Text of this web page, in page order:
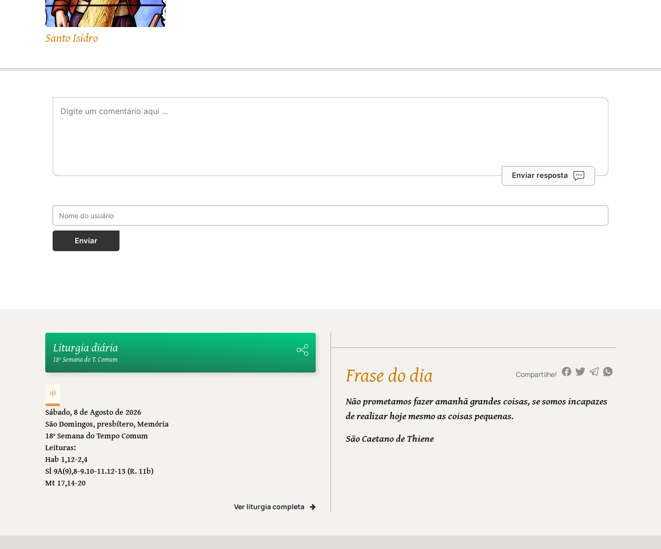
Santo Isidro
Enviar resposta
Enviar
Liturgia diária
18ª Semana do T. Comum
Sábado, 8 de Agosto de 2026
São Domingos, presbítero, Memória
18ª Semana do Tempo Comum
Leituras:
Hab 1,12-2,4
Sl 9A(9),8-9.10-11.12-13 (R. 11b)
Mt 17,14-20
Ver liturgia completa
Frase do dia Compartilhe!
Não prometamos fazer amanhã grandes coisas, se somos incapazes
de realizar hoje mesmo as coisas pequenas.
São Caetano de Thiene